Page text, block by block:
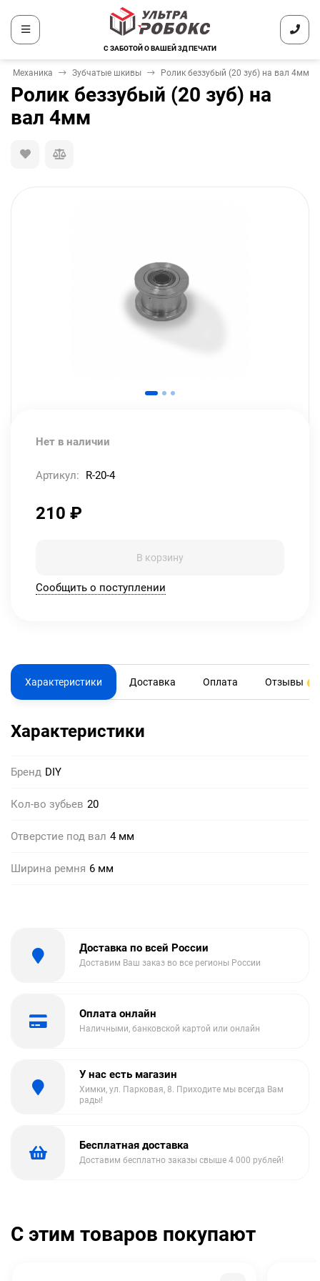
С ЗАБОТОЙ О ВАШЕЙ 3Д ПЕЧАТИ
Механика Зубчатые шкивы Ролик беззубый (20 зуб) на вал 4мм
Ролик беззубый (20 зуб) на
вал 4мм
Нет в наличии
Артикул: R-20-4
210 ₽
В корзину
Сообщить о поступлении
Характеристики Доставка Оплата Отзывы
Характеристики
Бренд DIY
Кол-во зубьев 20
Отверстие под вал 4 мм
Ширина ремня 6 мм
Доставка по всей России
Доставим Ваш заказ во все регионы России
Оплата онлайн
Наличными, банковской картой или онлайн
У нас есть магазин
Химки, ул. Парковая, 8. Приходите мы всегда Вам
рады!
Бесплатная доставка
Доставим бесплатно заказы свыше 4 000 рублей!
С этим товаров покупают